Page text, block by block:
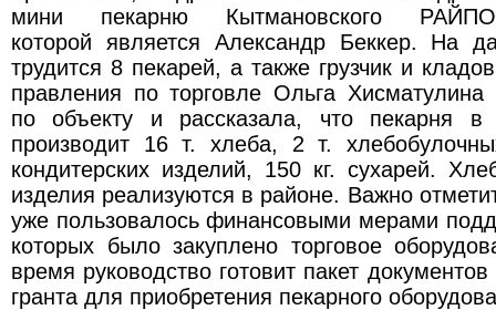
мини пекарню Кытмановского
которой является Александр Беккер. На
трудится 8 пекарей, а также грузчик и
правления по торговле Ольга Хисматулина
по объекту и рассказала, что пекарня
производит 16 т. хлеба, 2 т.
кондитерских изделий, 150 кг. сухарей.
изделия реализуются в районе. Важно
уже пользовалось финансовыми мерами
которых было закуплено торговое
время руководство готовит пакет
гранта для приобретения пекарного